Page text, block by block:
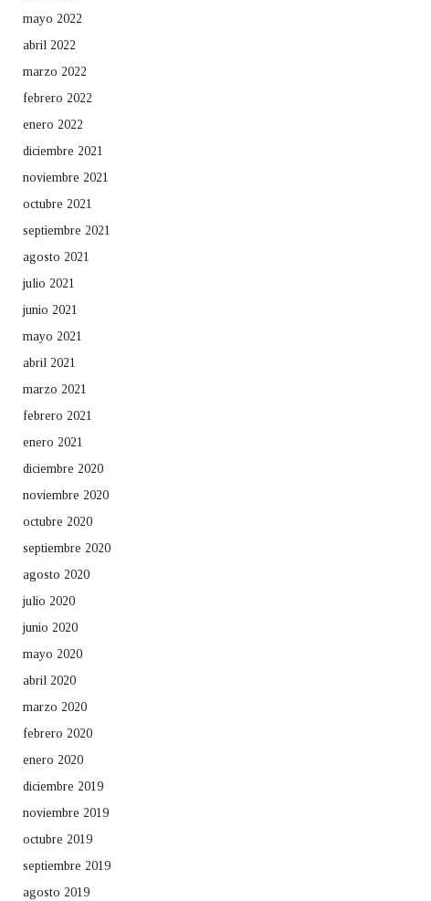
mayo 2022
abril 2022
marzo 2022
febrero 2022
enero 2022
diciembre 2021
noviembre 2021
octubre 2021
septiembre 2021
agosto 2021
julio 2021
junio 2021
mayo 2021
abril 2021
marzo 2021
febrero 2021
enero 2021
diciembre 2020
noviembre 2020
octubre 2020
septiembre 2020
agosto 2020
julio 2020
junio 2020
mayo 2020
abril 2020
marzo 2020
febrero 2020
enero 2020
diciembre 2019
noviembre 2019
octubre 2019
septiembre 2019
agosto 2019